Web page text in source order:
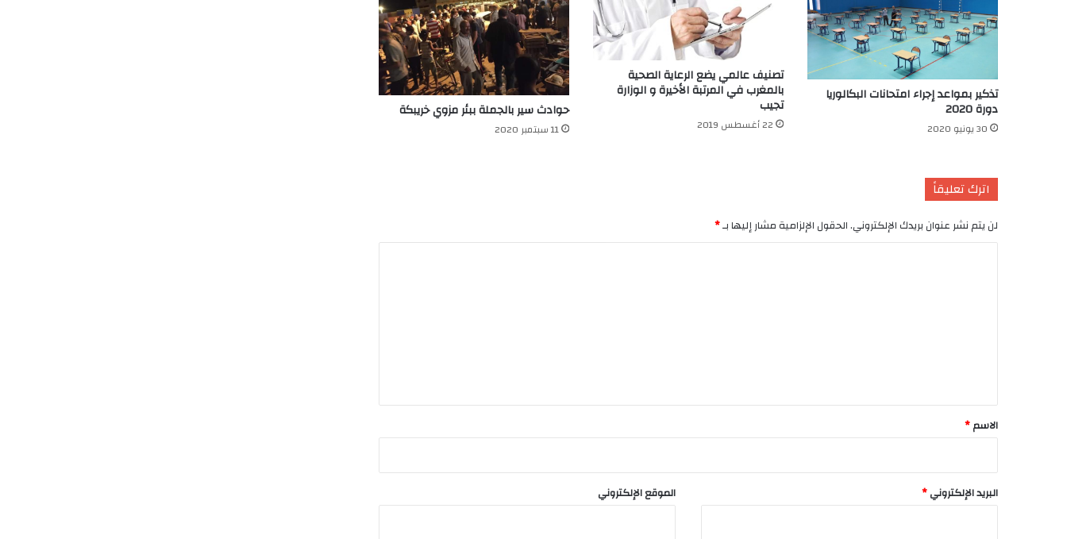
تذكير بمواعد إجراء امتحانات البكالوريا
دورة 2020
30 يونيو 2020
تصنيف عالمي يضع الرعاية الصحية
بالمغرب في المرتبة الأخيرة و الوزارة
تجيب
22 أغسطس 2019
حوادث سير بالجملة ببئر مزوي خريبكة
11 سبتمبر 2020
اترك تعليقاً
لن يتم نشر عنوان بريدك الإلكتروني.الحقول الإلزامية مشار إليها بـ*
*
الاسم*
البريد الإلكتروني* الموقع الإلكتروني